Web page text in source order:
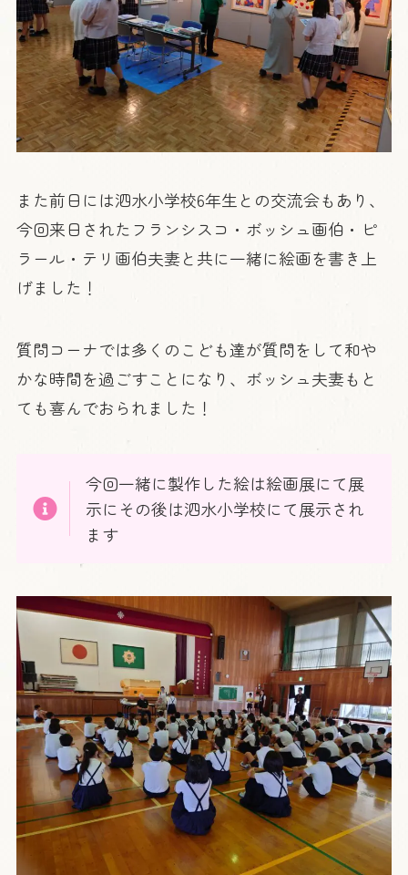
また前日には泗水小学校6年生との交流会もあり、
今回来日されたフランシスコ・ボッシュ画伯・ピ
ラール・テリ画伯夫妻と共に一緒に絵画を書き上
げました！
質問コーナでは多くのこども達が質問をして和や
かな時間を過ごすことになり、ボッシュ夫妻もと
ても喜んでおられました！
今回一緒に製作した絵は絵画展にて展
示にその後は泗水小学校にて展示され
ます